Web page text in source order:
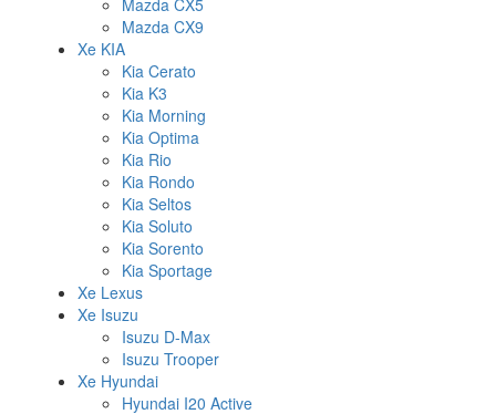
Mazda CX5
Mazda CX9
Xe KIA
Kia Cerato
Kia K3
Kia Morning
Kia Optima
Kia Rio
Kia Rondo
Kia Seltos
Kia Soluto
Kia Sorento
Kia Sportage
Xe Lexus
Xe Isuzu
Isuzu D-Max
Isuzu Trooper
Xe Hyundai
Hyundai I20 Active